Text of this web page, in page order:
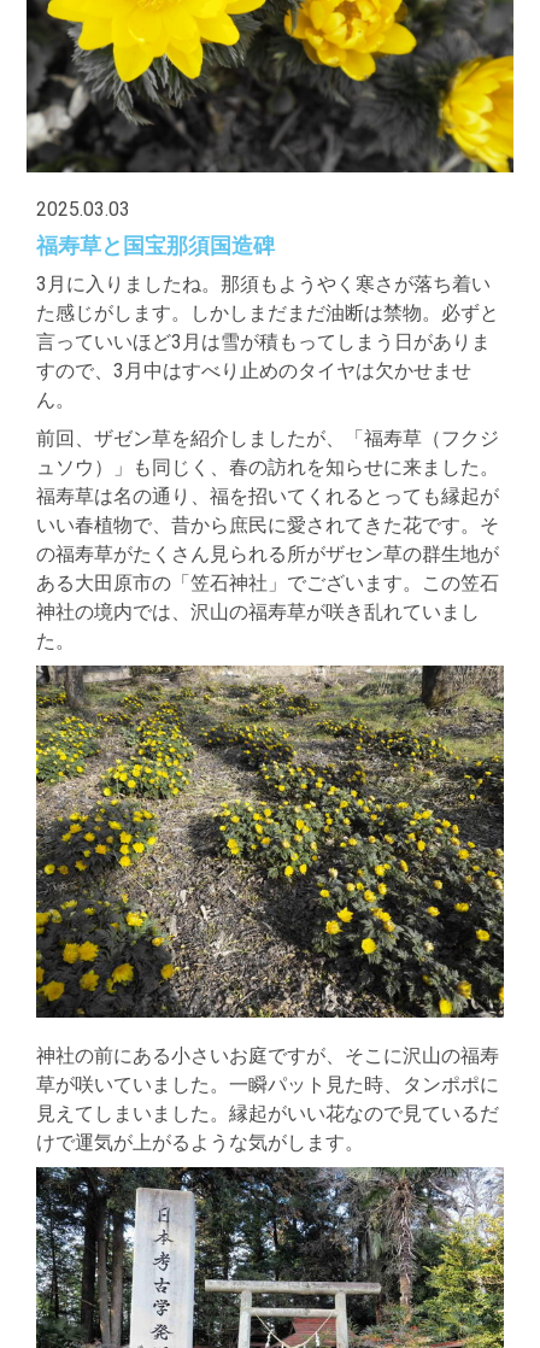
2025.03.03
福寿草と国宝那須国造碑
3月に入りましたね。那須もようやく寒さが落ち着い
た感じがします。しかしまだまだ油断は禁物。必ずと
言っていいほど3月は雪が積もってしまう日がありま
すので、3月中はすべり止めのタイヤは欠かせませ
ん。
前回、ザゼン草を紹介しましたが、「福寿草（フクジ
ュソウ）」も同じく、春の訪れを知らせに来ました。
福寿草は名の通り、福を招いてくれるとっても縁起が
いい春植物で、昔から庶民に愛されてきた花です。そ
の福寿草がたくさん見られる所がザセン草の群生地が
ある大田原市の「笠石神社」でございます。この笠石
神社の境内では、沢山の福寿草が咲き乱れていまし
た。
神社の前にある小さいお庭ですが、そこに沢山の福寿
草が咲いていました。一瞬パット見た時、タンポポに
見えてしまいました。縁起がいい花なので見ているだ
けで運気が上がるような気がします。